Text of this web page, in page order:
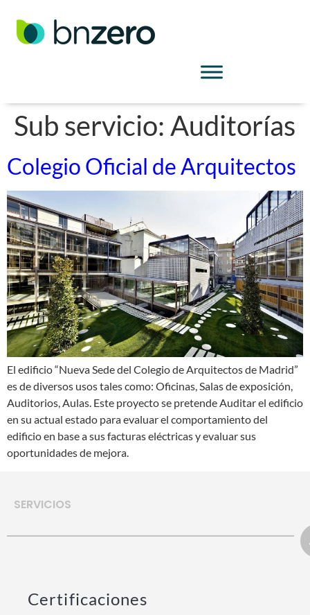
Sub servicio: Auditorías
Colegio Oficial de Arquitectos
El edificio “Nueva Sede del Colegio de Arquitectos de Madrid”
es de diversos usos tales como: Oficinas, Salas de exposición,
Auditorios, Aulas. Este proyecto se pretende Auditar el edificio
en su actual estado para evaluar el comportamiento del
edificio en base a sus facturas eléctricas y evaluar sus
oportunidades de mejora.
SERVICIOS
Certificaciones